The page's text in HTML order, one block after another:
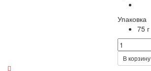
Упаковка
75 г
В корзину